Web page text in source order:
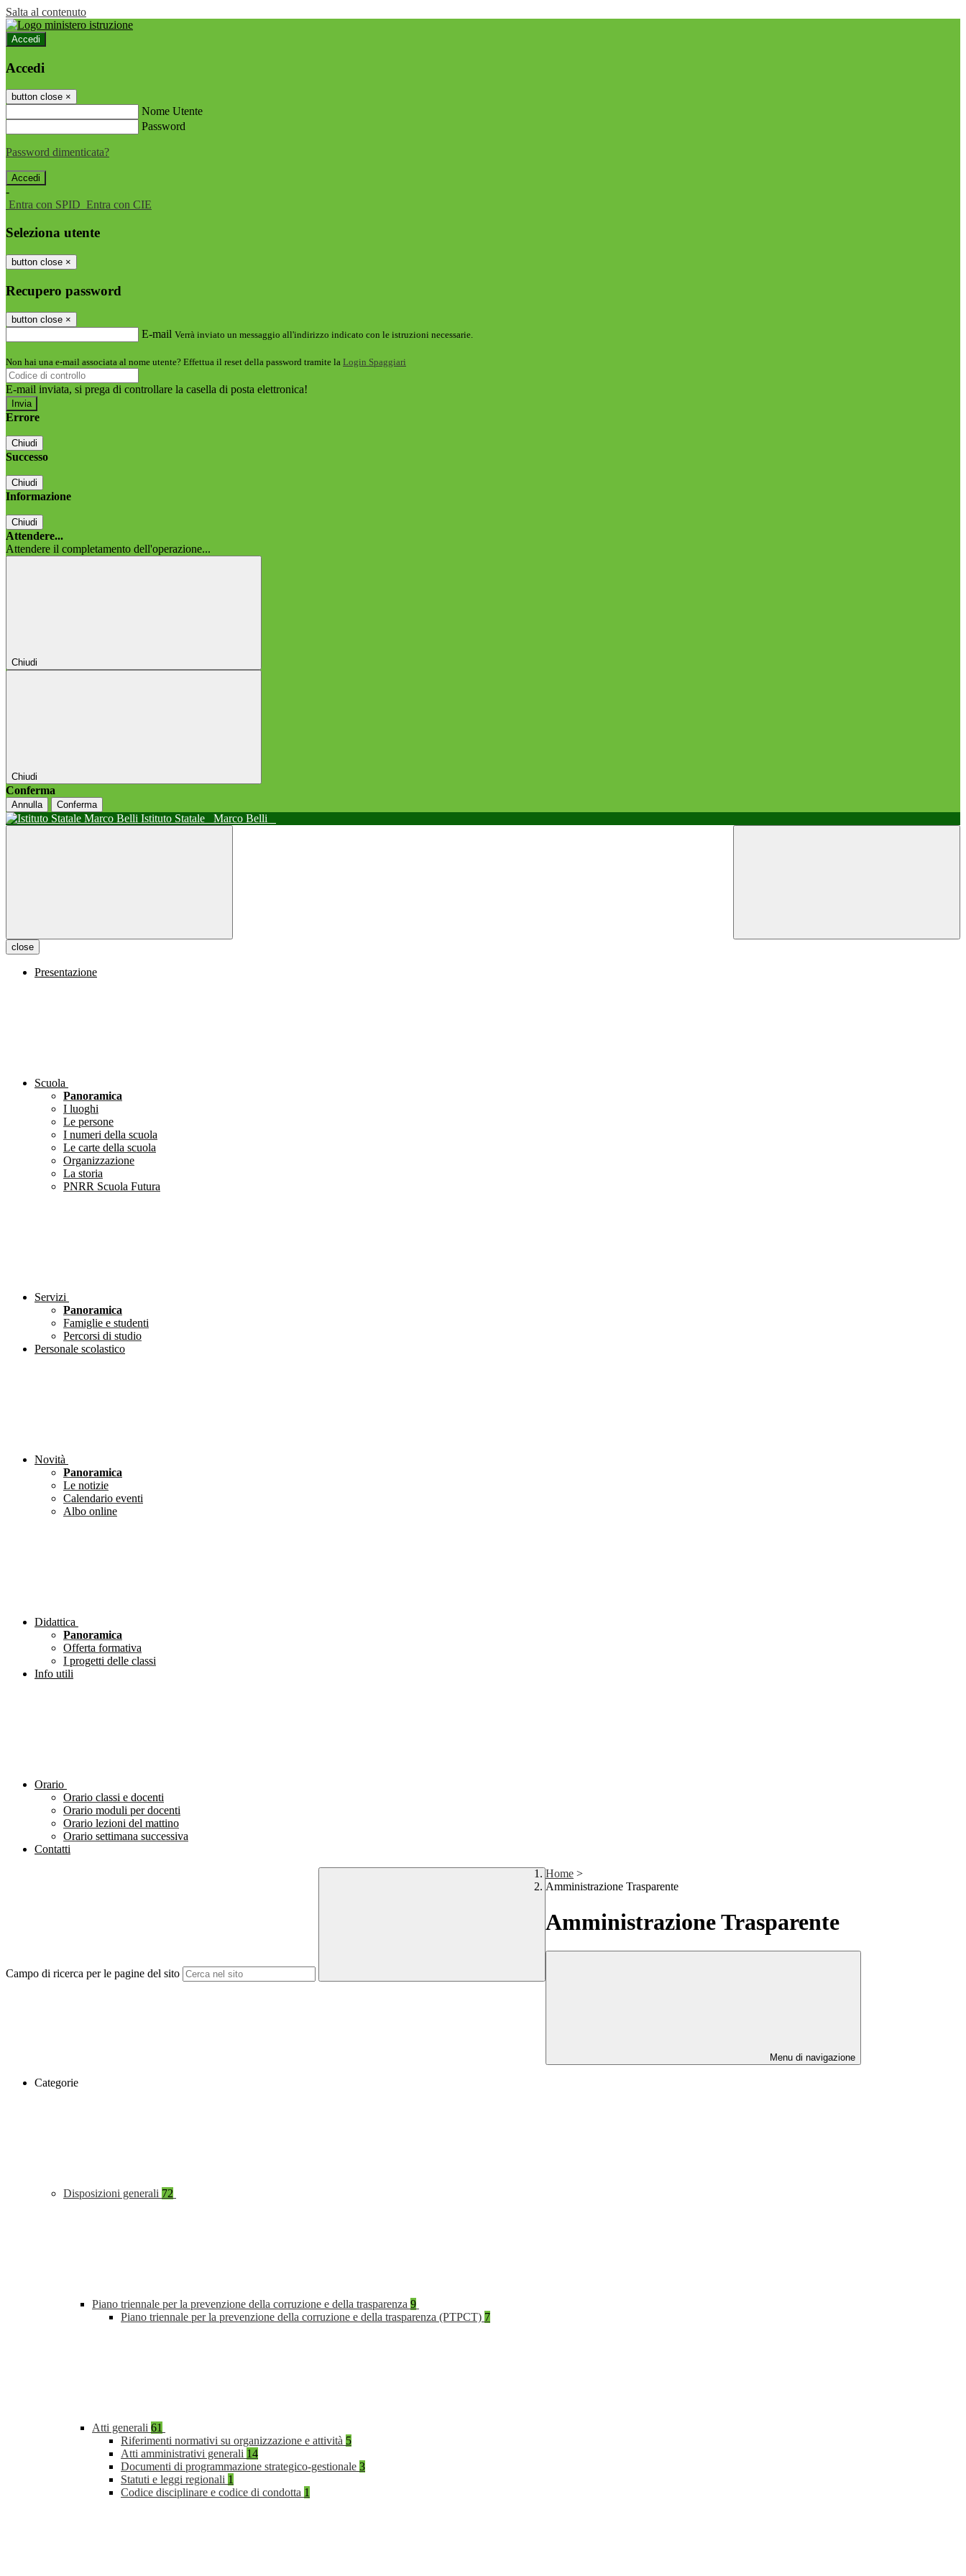
Salta al contenuto
Accedi
Accedi
button close ×
Nome Utente
Password
Password dimenticata?
-
Entra con SPID Entra con CIE
Seleziona utente
button close ×
Recupero password
button close ×
E-mail Verrà inviato un messaggio all'indirizzo indicato con le istruzioni necessarie.
Non hai una e-mail associata al nome utente? Effettua il reset della password tramite la Login Spaggiari
E-mail inviata, si prega di controllare la casella di posta elettronica!
Errore
Chiudi
Successo
Chiudi
Informazione
Chiudi
Attendere...
Attendere il completamento dell'operazione...
Chiudi
Chiudi
Conferma
Annulla Conferma
Istituto Statale Marco Belli
close
Presentazione
Scuola
Panoramica
I luoghi
Le persone
I numeri della scuola
Le carte della scuola
Organizzazione
La storia
PNRR Scuola Futura
Servizi
Panoramica
Famiglie e studenti
Percorsi di studio
Personale scolastico
Novità
Panoramica
Le notizie
Calendario eventi
Albo online
Didattica
Panoramica
Offerta formativa
I progetti delle classi
Info utili
Orario
Orario classi e docenti
Orario moduli per docenti
Orario lezioni del mattino
Orario settimana successiva
Contatti
Campo di ricerca per le pagine del sito
Home >
Amministrazione Trasparente
Amministrazione Trasparente
Menu di navigazione
Categorie
Disposizioni generali 72
Piano triennale per la prevenzione della corruzione e della trasparenza 9
Piano triennale per la prevenzione della corruzione e della trasparenza (PTPCT) 7
Atti generali 61
Riferimenti normativi su organizzazione e attività 5
Atti amministrativi generali 14
Documenti di programmazione strategico-gestionale 3
Statuti e leggi regionali 1
Codice disciplinare e codice di condotta 1